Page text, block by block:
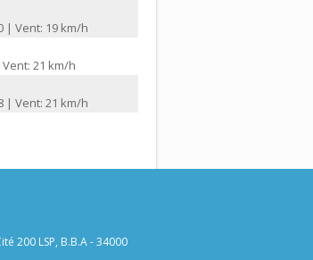
| Vent: 19 km/h
21 km/h
| Vent: 21 km/h
200 LSP, B.B.A - 34000